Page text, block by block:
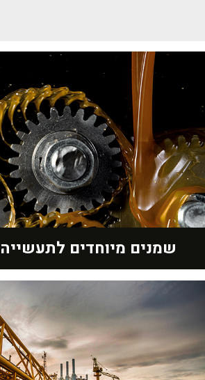
שמנים מיוחדים לתעשייה